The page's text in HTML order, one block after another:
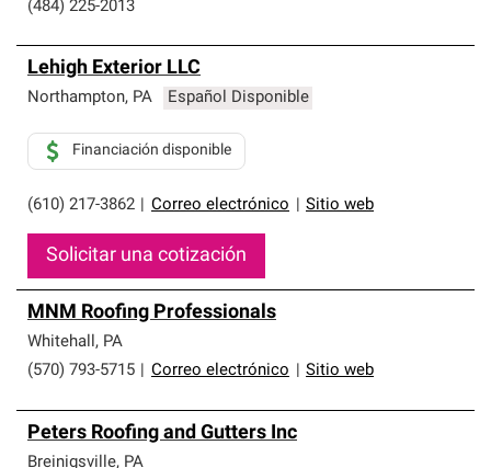
(484) 225-2013
Lehigh Exterior LLC
Northampton, PA Español Disponible
(610) 217-3862 Correo electrónico Sitio web
Financiación disponible
Solicitar una cotización
MNM Roofing Professionals
Whitehall, PA
(570) 793-5715
Correo electrónico Sitio web
Peters Roofing and Gutters Inc
Breinigsville, PA